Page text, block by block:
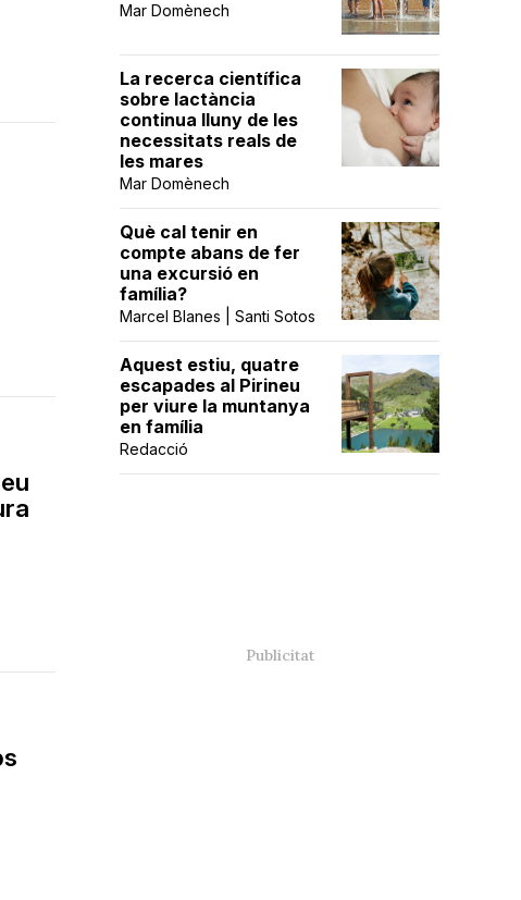
Mar Domènech
La recerca científica
sobre lactància
continua lluny de les
necessitats reals de
les mares
Mar Domènech
Què cal tenir en
compte abans de fer
una excursió en
família?
Marcel Blanes | Santi Sotos
Aquest estiu, quatre
escapades al Pirineu
per viure la muntanya
en família
Redacció